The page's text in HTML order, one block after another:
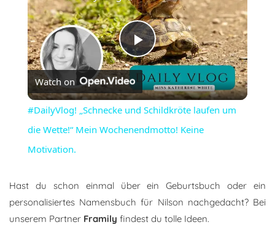
Play
Video
Watch on
#DailyVlog! „Schnecke und Schildkröte laufen um
die Wette!“ Mein Wochenendmotto! Keine
Motivation.
Hast du schon einmal über ein Geburtsbuch oder ein
personalisiertes Namensbuch für Nilson nachgedacht? Bei
unserem Partner Framily findest du tolle Ideen.